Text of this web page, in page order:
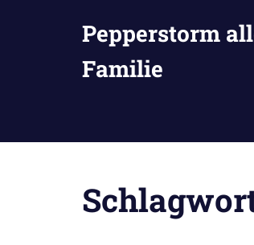
Pepperstorm
Familie